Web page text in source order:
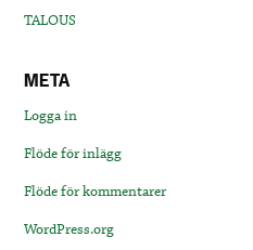
TALOUS
META
Logga in
Flöde för inlägg
Flöde för kommentarer
WordPress.org